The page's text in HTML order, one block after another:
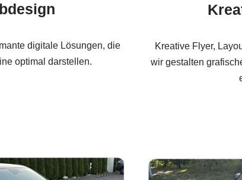
digitale Lösungen, die
optimal darstellen.
Kreative Flyer,
wir gestalten